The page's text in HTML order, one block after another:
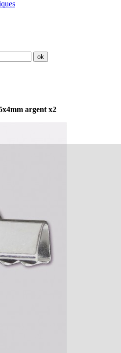
ok
argent x2